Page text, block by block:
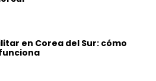
en Corea del Sur: cómo